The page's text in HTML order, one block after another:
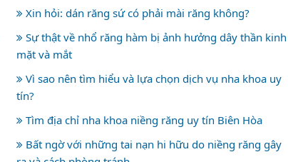
Xin hỏi: dán răng sứ có phải mài răng không?
Sự thật về nhổ răng hàm bị ảnh hưởng dây thần kinh
mặt và mắt
Vì sao nên tìm hiểu và lựa chọn dịch vụ nha khoa uy
tín?
Tìm địa chỉ nha khoa niềng răng uy tín Biên Hòa
Bất ngờ với những tai nạn hi hữu do niềng răng gây